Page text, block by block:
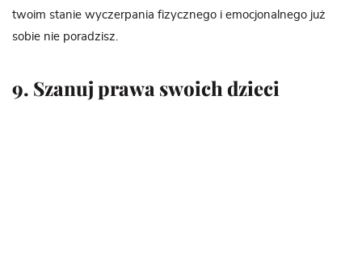
twoim stanie wyczerpania fizycznego i emocjonalnego już
sobie nie poradzisz.
9. Szanuj prawa swoich dzieci